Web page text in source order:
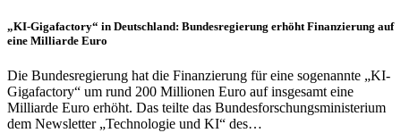
„KI-Gigafactory“ in Deutschland: Bundesregierung erhöht Finanzierung auf
eine Milliarde Euro
Die Bundesregierung hat die Finanzierung für eine sogenannte „KI-
Gigafactory“ um rund 200 Millionen Euro auf insgesamt eine
Milliarde Euro erhöht. Das teilte das Bundesforschungsministerium
dem Newsletter „Technologie und KI“ des…